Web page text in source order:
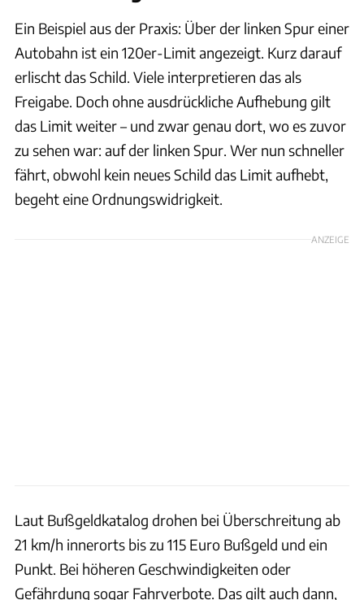
Ein Beispiel aus der Praxis: Über der linken Spur einer
Autobahn ist ein 120er-Limit angezeigt. Kurz darauf
erlischt das Schild. Viele interpretieren das als
Freigabe. Doch ohne ausdrückliche Aufhebung gilt
das Limit weiter – und zwar genau dort, wo es zuvor
zu sehen war: auf der linken Spur. Wer nun schneller
fährt, obwohl kein neues Schild das Limit aufhebt,
begeht eine Ordnungswidrigkeit.
ANZEIGE
Laut Bußgeldkatalog drohen bei Überschreitung ab
21 km/h innerorts bis zu 115 Euro Bußgeld und ein
Punkt. Bei höheren Geschwindigkeiten oder
Gefährdung sogar Fahrverbote. Das gilt auch dann,